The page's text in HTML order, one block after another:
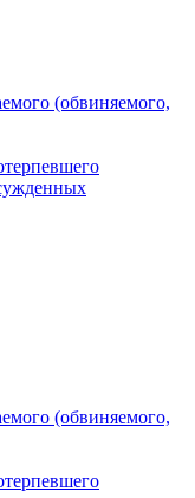
(обвиняемого,
(обвиняемого,